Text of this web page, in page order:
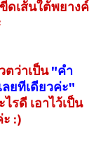
ดเส้นใต้พยางค์
ตว่าเป็น"คำ
ยทีเดียวค่ะ"
รดี เอาไว้เป็น
:)